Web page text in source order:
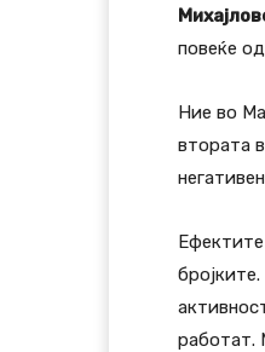
повеќе
Ние во
втората
работат.